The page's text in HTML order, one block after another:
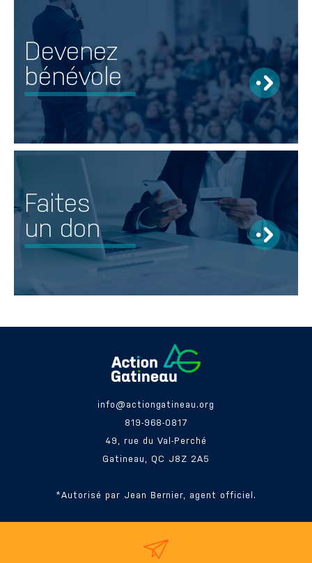
Devenez
bénévole
Faites
un don
info@actiongatineau.org
819-968-0817
49, rue du Val-Perché
Gatineau, QC J8Z 2A5
*Autorisé par Jean Bernier, agent officiel.